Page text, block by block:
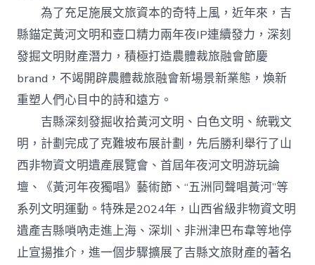
為了充足施展文旅資本的奇特上風，近年來，吉
縣錨定黃河文明和壺口精力兩年夜IP連續發力，深刻
發掘文明財產潛力，積極打造農體裁旅融會節慶
brand，不竭開辟農體裁旅融會新場景新業態，煥新
重塑人們心目中的詩和遠方。
吉縣深刻發掘收拾黃河文明、白色文明、統戰文
明，計劃完成了克難坡布展計劃，先后勝利舉行了山
西非物資文明遺產展覽會、首屆年夜河文明游玩論
壇、《黃河年夜獨唱》藝術節、“五洲同聲唱黃河”等
系列文明運動。特殊是2024年，山西省級非物資文明
遺產吉縣嗩吶走進上海、深圳、非洲津巴布韋等地停
止宣揚推介，進一個步驟擴展了吉縣文旅財產的著名